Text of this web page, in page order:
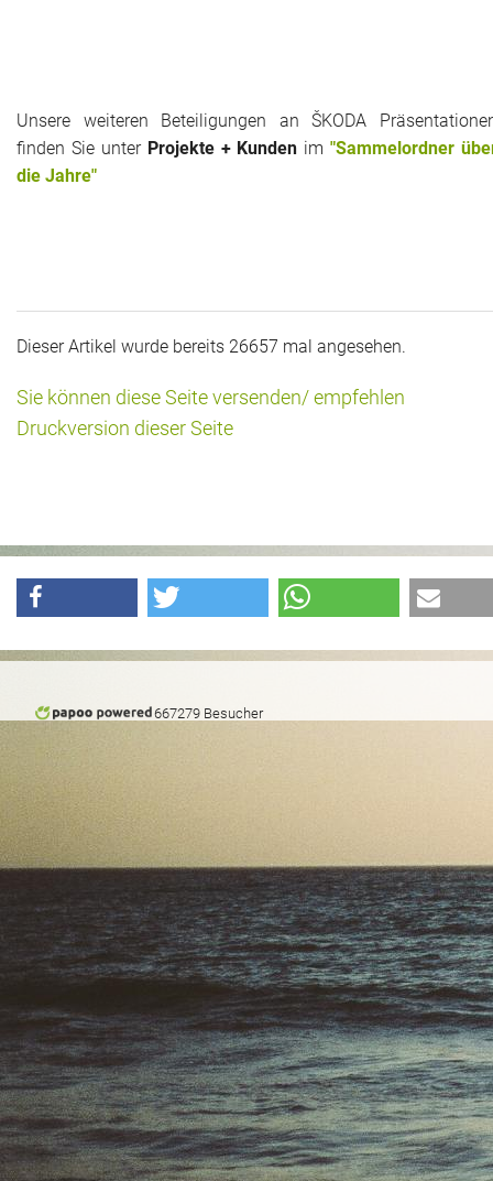
Unsere weiteren Beteiligungen an ŠKODA
finden Sie unter Projekte + Kunden im"Sammelordner
die Jahre"
Dieser Artikel wurde bereits 26657 mal angesehen.
Sie können diese Seite versenden/ empfehlen
Druckversion dieser Seite
667279 Besucher